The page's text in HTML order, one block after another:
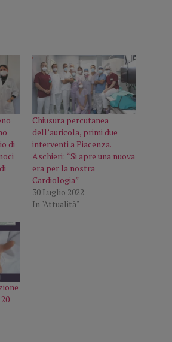
di
Chiusura percutanea
dell’auricola, primi due
interventi a Piacenza.
Aschieri: “Si apre una nuova
era per la nostra
Cardiologia”
30 Luglio 2022
In "Attualità"